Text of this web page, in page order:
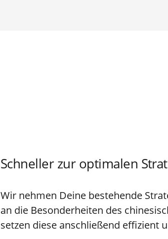
Schneller zur optimalen
Wir nehmen Deine bestehende
an die Besonderheiten des
setzen diese anschließend effizient